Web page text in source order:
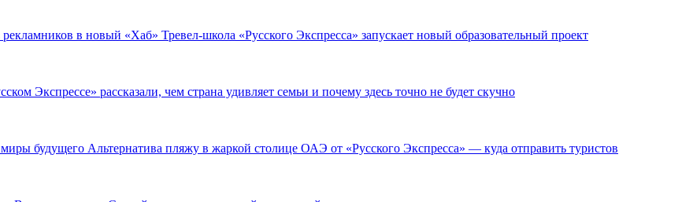
рекламников в новый «Хаб» Тревел-школа «Русского Экспресса» запускает новый образовательный проект
Экспрессе» рассказали, чем страна удивляет семьи и почему здесь точно не будет скучно
будущего Альтернатива пляжу в жаркой столице ОАЭ от «Русского Экспресса» — куда отправить туристов